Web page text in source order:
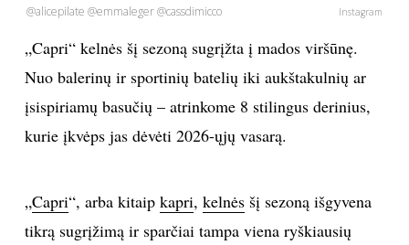
KULTŪRA
LAISVALAIKIS
MUZIKA
@alicepilate @emmaleger @cassdimicco Instagram
„Capri“ kelnės šį sezoną sugrįžta į mados viršūnę.
Nuo balerinų ir sportinių batelių iki aukštakulnių ar
įsispiriamų basučių – atrinkome 8 stilingus derinius,
kurie įkvėps jas dėvėti 2026-ųjų vasarą.
„Capri“, arba kitaip kapri, kelnėsšį sezoną išgyvena
tikrą sugrįžimą ir sparčiai tampa viena ryškiausių